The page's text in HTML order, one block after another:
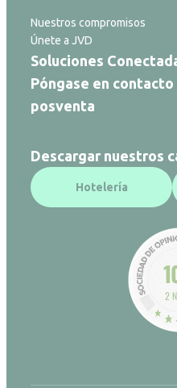
Nuestros compromisos
Únete a JVD
Soluciones
Póngase en
posventa
Descargar nuestros
Hotelería
2